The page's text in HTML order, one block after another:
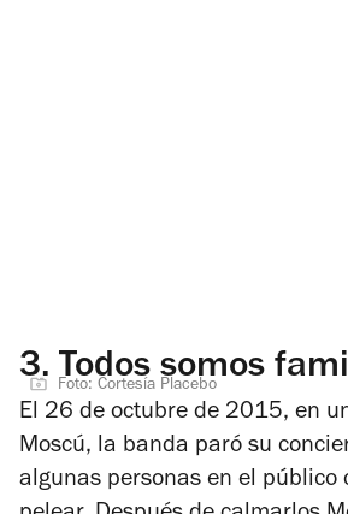
3. Todos somos
Foto: Cortesía Placebo
El 26 de octubre de 2015, en
Moscú, la banda paró su
algunas personas en el público